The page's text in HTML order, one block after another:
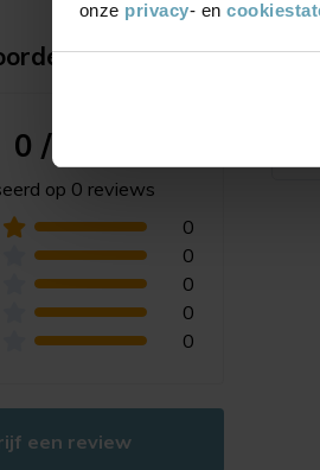
onze privacy- en
0 / 5
op 0 reviews
0
0
0
0
0
een review